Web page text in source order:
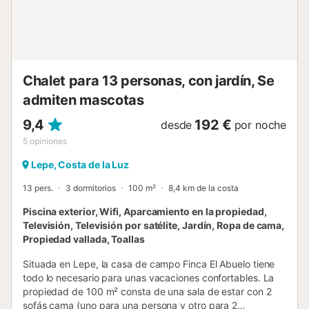
Chalet para 13 personas, con jardín, Se
admiten mascotas
9,4
5 opiniones
desde 192 € por noche
Lepe, Costa de la Luz
13 pers. 3 dormitorios 100 m² 8,4 km de la costa
Piscina exterior, Wifi, Aparcamiento en la propiedad,
Televisión, Televisión por satélite, Jardín, Ropa de cama,
Propiedad vallada, Toallas
Situada en Lepe, la casa de campo Finca El Abuelo tiene
todo lo necesario para unas vacaciones confortables. La
propiedad de 100 m² consta de una sala de estar con 2
sofás cama (uno para una persona y otro para 2